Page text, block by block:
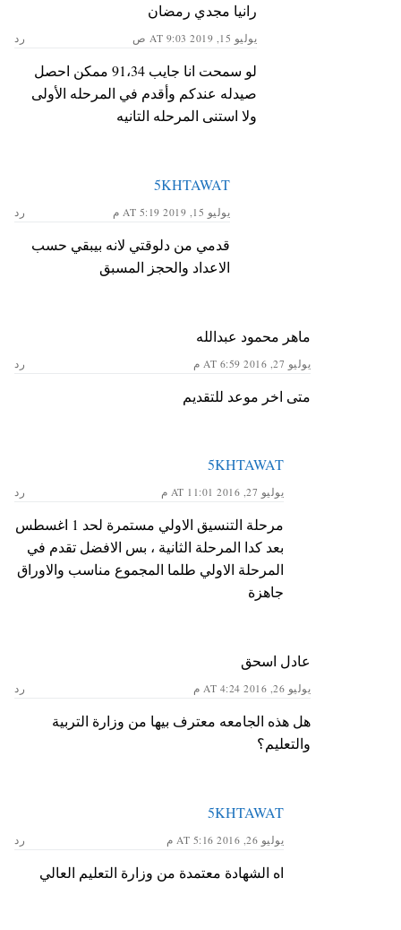
رانيا مجدي رمضان
يوليو 15, 2019 AT 9:03 ص رد
لو سمحت انا جايب 91،34 ممكن احصل
صيدله عندكم وأقدم في المرحله الأولى
ولا استنى المرحله التانيه
5KHTAWAT
يوليو 15, 2019 AT 5:19 م رد
قدمي من دلوقتي لانه بيبقي حسب
الاعداد والحجز المسبق
ماهر محمود عبدالله
يوليو 27, 2016 AT 6:59 م رد
متى اخر موعد للتقديم
5KHTAWAT
يوليو 27, 2016 AT 11:01 م رد
مرحلة التنسيق الاولي مستمرة لحد 1 اغسطس
بعد كدا المرحلة الثانية ، بس الافضل تقدم في
المرحلة الاولي طلما المجموع مناسب والاوراق
جاهزة
عادل اسحق
يوليو 26, 2016 AT 4:24 م رد
هل هذه الجامعه معترف بيها من وزارة التربية
والتعليم؟
5KHTAWAT
يوليو 26, 2016 AT 5:16 م رد
اه الشهادة معتمدة من وزارة التعليم العالي